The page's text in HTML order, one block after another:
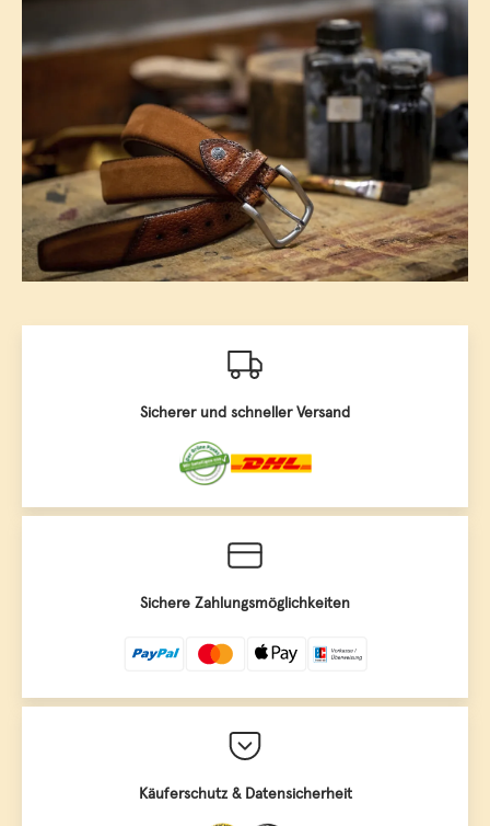
Sicherer und schneller Versand
Sichere Zahlungsmöglichkeiten
Käuferschutz & Datensicherheit